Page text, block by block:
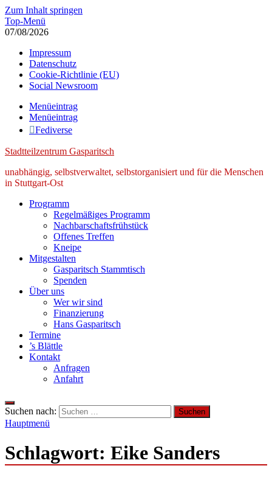
Zum Inhalt springen
Top-Menü
07/08/2026
Impressum
Datenschutz
Cookie-Richtlinie (EU)
Social Newsroom
Menüeintrag
Menüeintrag
Fediverse
Stadtteilzentrum Gasparitsch
unabhängig, selbstverwaltet, selbstorganisiert und für die Menschen
in Stuttgart-Ost
Programm
Regelmäßiges Programm
Nachbarschaftsfrühstück
Offenes Treffen
Kneipe
Mitgestalten
Gasparitsch Stammtisch
Spenden
Über uns
Wer wir sind
Finanzierung
Hans Gasparitsch
Termine
’s Blättle
Kontakt
Anfragen
Anfahrt
Suchen nach:
Hauptmenü
Schlagwort: Eike Sanders